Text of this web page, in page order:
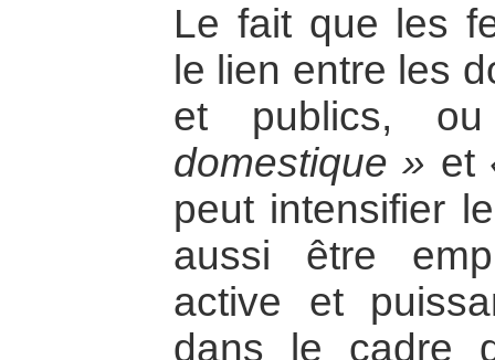
Le fait que les
le lien entre les
et publics,
domestique » et
peut intensifier
aussi être
active et
dans le cadre